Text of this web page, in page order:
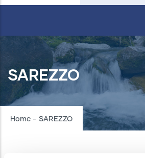
SAREZZO
Breadcrumb
Home - SAREZZO